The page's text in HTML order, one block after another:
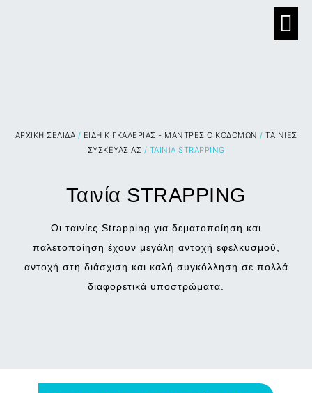
ΑΡΧΙΚΉ ΣΕΛΊΔΑ / ΕΙΔΗ ΚΙΓΚΑΛΕΡΙΑΣ - ΜΑΝΤΡΕΣ ΟΙΚΟΔΟΜΩΝ / ΤΑΙΝΙΕΣ
ΣΥΣΚΕΥΑΣΙΑΣ / ΤΑΙΝΊΑ STRAPPING
Ταινία STRAPPING
Οι ταινίες Strapping για δεματοποίηση και
παλετοποίηση έχουν μεγάλη αντοχή εφελκυσμού,
αντοχή στη διάσχιση και καλή συγκόλληση σε πολλά
διαφορετικά υποστρώματα.